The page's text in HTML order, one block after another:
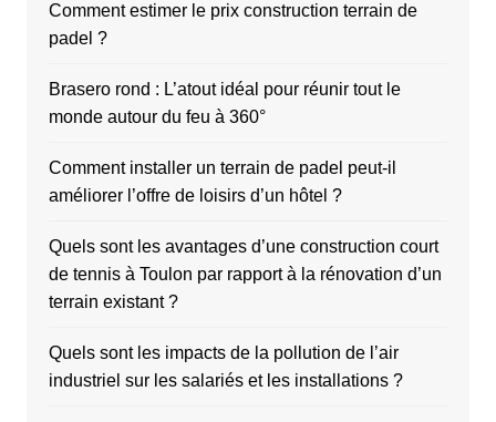
Comment estimer le prix construction terrain de
padel ?
Brasero rond : L’atout idéal pour réunir tout le
monde autour du feu à 360°
Comment installer un terrain de padel peut-il
améliorer l’offre de loisirs d’un hôtel ?
Quels sont les avantages d’une construction court
de tennis à Toulon par rapport à la rénovation d’un
terrain existant ?
Quels sont les impacts de la pollution de l’air
industriel sur les salariés et les installations ?